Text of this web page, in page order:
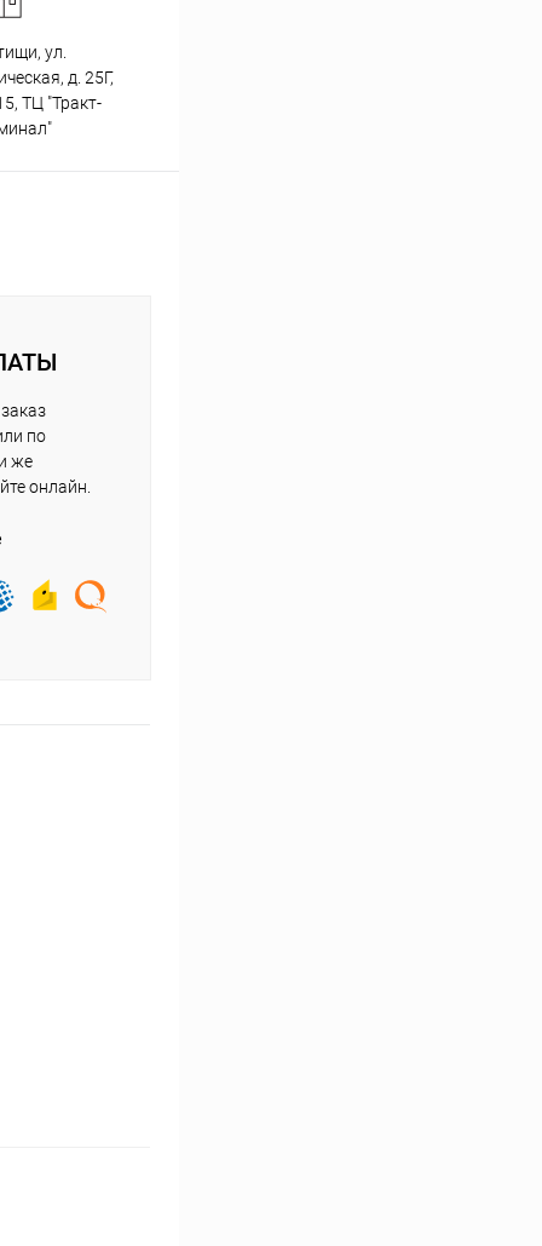
ул.
д. 25Г,
ТЦ "Тракт-
по
же
онлайн.